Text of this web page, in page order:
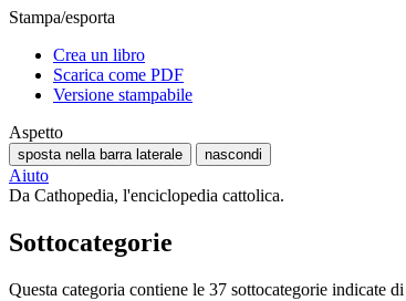
Stampa/esporta
Crea un libro
Scarica come PDF
Versione stampabile
Aspetto
sposta nella barra laterale nascondi
Aiuto
Da Cathopedia, l'enciclopedia cattolica.
Sottocategorie
Questa categoria contiene le 37 sottocategorie indicate